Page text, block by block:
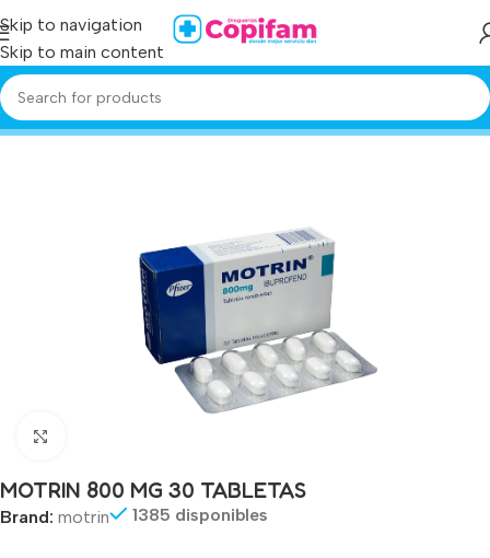
Skip to navigation
Skip to main content
Producto
MOTRIN 800 MG 30 TABLETAS
Brand: motrin 1385 disponibles